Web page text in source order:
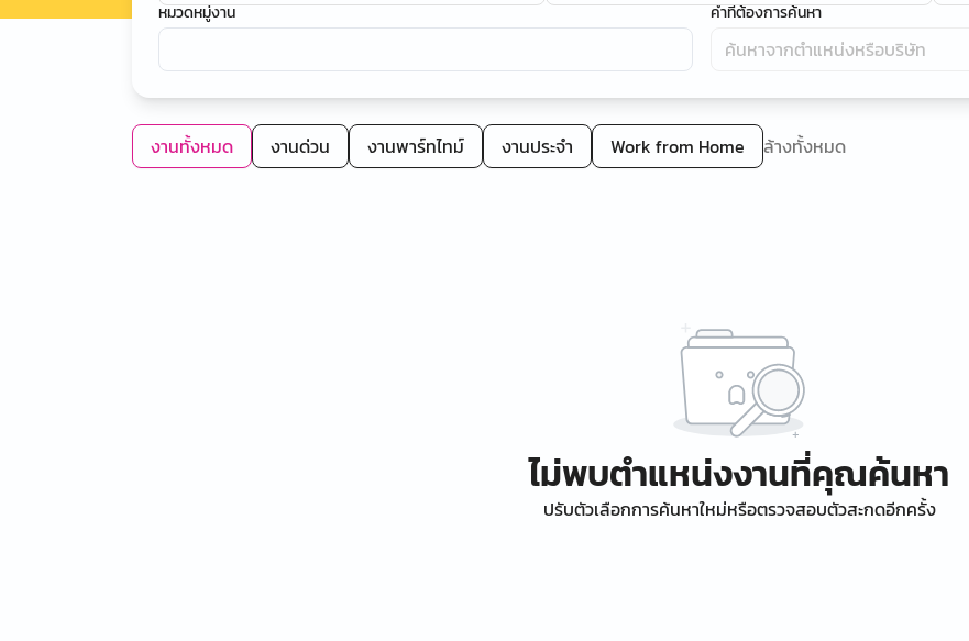
หมวดหมู่งาน คำที่ต้องการค้นหา
งานทั้งหมด งานด่วน งานพาร์ทไทม์ งานประจำ Work from Home ล้างทั้งหมด
ไม่พบตำแหน่งงานที่คุณค้นหา
ปรับตัวเลือกการค้นหาใหม่หรือตรวจสอบตัวสะกดอีกครั้ง